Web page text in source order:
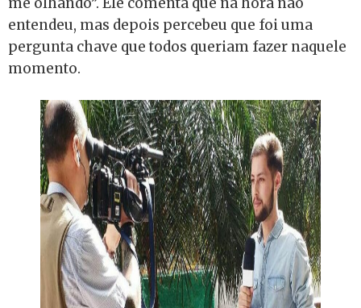
entendeu, mas depois percebeu que foi uma
pergunta chave que todos queriam fazer naquele
momento.